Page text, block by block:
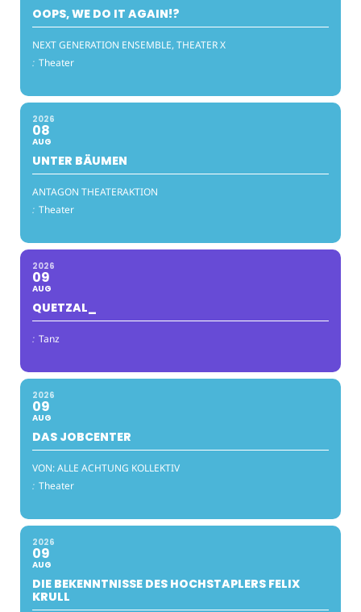
OOPS, WE DO IT AGAIN!?
NEXT GENERATION ENSEMBLE, THEATER X
: Theater
2026
08
AUG
UNTER BÄUMEN
ANTAGON THEATERAKTION
: Theater
2026
09
AUG
QUETZAL_
: Tanz
2026
09
AUG
DAS JOBCENTER
VON: ALLE ACHTUNG KOLLEKTIV
: Theater
2026
09
AUG
DIE BEKENNTNISSE DES HOCHSTAPLERS FELIX
KRULL